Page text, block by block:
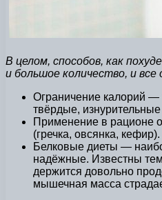
В целом, способов, как
и большое количество, и все
Ограничение калорий —
твёрдые,
Применение в рационе
(гречка, овсянка, кефир).
Белковые диеты —
надёжные. Известны
держится довольно
мышечная масса